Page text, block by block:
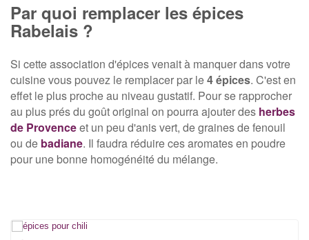
Par quoi remplacer les épices
Rabelais ?
Si cette association d'épices venait à manquer dans votre
cuisine vous pouvez le remplacer par le4 épices. C'est en
effet le plus proche au niveau gustatif. Pour se rapprocher
au plus prés du goût original on pourra ajouter des herbes
de Provenceet un peu d'anis vert, de graines de fenouil
ou de badiane. Il faudra réduire ces aromates en poudre
pour une bonne homogénéité du mélange.